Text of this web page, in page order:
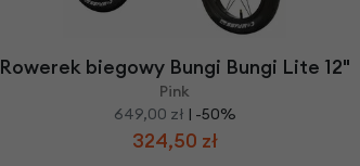
Checker Pig
ańcuchy i paski rowerowe
Napęd paskowy Gates
Narzędzia rowerowe
Nóżki rowerowe
Pompki
Pozostałe
Przerzutki
Peruzzo
Rowerek biegowy Bungi Bungi Lite 12"
Pink
649,00 zł | -50%
324,50 zł